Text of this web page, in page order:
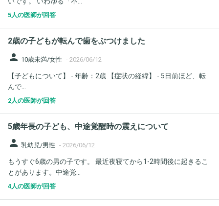
5人の医師が回答
2歳の子どもが転んで歯をぶつけました
person 10歳未満/女性 - 2026/06/12
【子どもについて】 - 年齢：2歳 【症状の経緯】 - 5日前ほど、転
んで...
2人の医師が回答
5歳年長の子ども、中途覚醒時の震えについて
person 乳幼児/男性 - 2026/06/12
もうすぐ6歳の男の子です。 最近夜寝てから1-2時間後に起きるこ
とがあります。中途覚...
4人の医師が回答